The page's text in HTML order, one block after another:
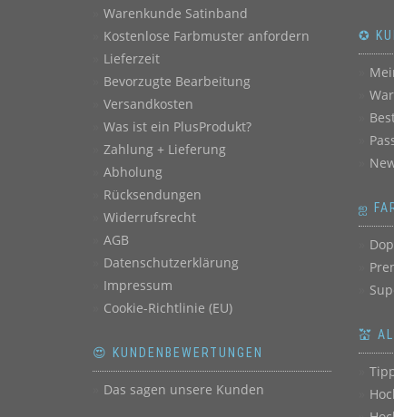
Warenkunde Satinband
Kostenlose Farbmuster anfordern
Lieferzeit
Bevorzugte Bearbeitung
Versandkosten
Was ist ein PlusProdukt?
Zahlung + Lieferung
Abholung
Rücksendungen
Widerrufsrecht
AGB
Datenschutzerklärung
Impressum
Cookie-Richtlinie (EU)
😍 KUNDENBEWERTUNGEN
Das sagen unsere Kunden
✪
ஐ
💒